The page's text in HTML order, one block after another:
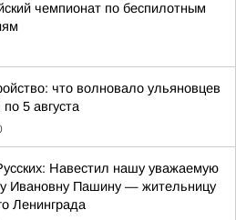
чемпионат по беспилотным
что волновало ульяновцев
5 августа
Навестил нашу уважаемую
Ивановну Пашину — жительницу
Ленинграда